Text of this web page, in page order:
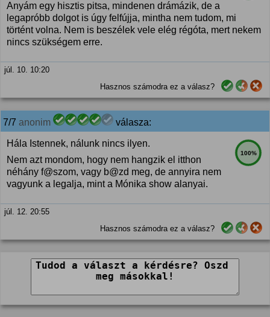
Anyám egy hisztis pitsa, mindenen drámázik, de a
legapróbb dolgot is úgy felfújja, mintha nem tudom, mi
történt volna. Nem is beszélek vele elég régóta, mert nekem
nincs szükségem erre.
júl. 10. 10:20
Hasznos számodra ez a válasz?
7/7 anonim válasza:
100%
Hála Istennek, nálunk nincs ilyen.
Nem azt mondom, hogy nem hangzik el itthon
néhány f@szom, vagy b@zd meg, de annyira nem
vagyunk a legalja, mint a Mónika show alanyai.
júl. 12. 20:55
Hasznos számodra ez a válasz?